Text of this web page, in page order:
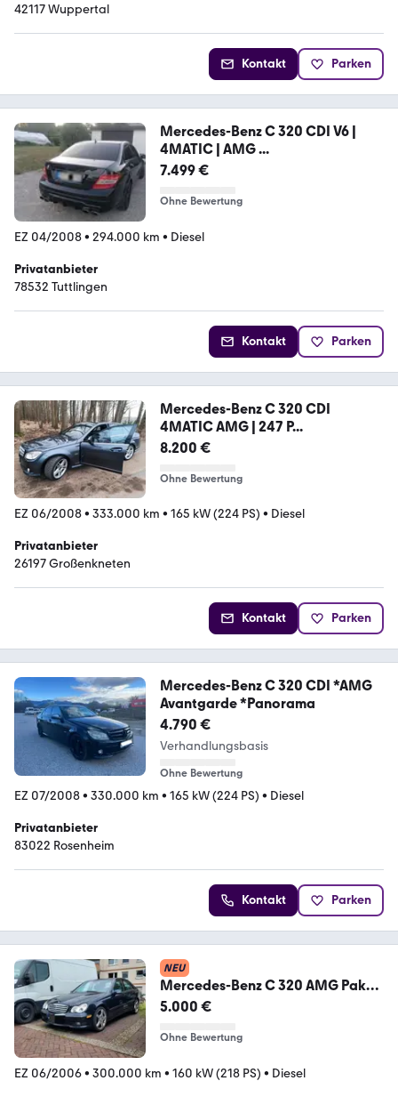
42117 Wuppertal
Kontakt Parken
Mercedes-Benz C 320 CDI V6 |
4MATIC | AMG ...
7.499 €
Ohne Bewertung
EZ 04/2008• 294.000 km • Diesel
Privatanbieter
78532 Tuttlingen
Kontakt Parken
Mercedes-Benz C 320 CDI
4MATIC AMG | 247 P...
8.200 €
Ohne Bewertung
EZ 06/2008• 333.000 km • 165 kW (224 PS) • Diesel
Privatanbieter
26197 Großenkneten
Kontakt Parken
Mercedes-Benz C 320 CDI *AMG
Avantgarde *Panorama
4.790 €
Verhandlungsbasis
Ohne Bewertung
EZ 07/2008• 330.000 km • 165 kW (224 PS) • Diesel
Privatanbieter
83022 Rosenheim
Kontakt Parken
NEU
Mercedes-Benz C 320 AMG Paket
werk
5.000 €
Ohne Bewertung
EZ 06/2006• 300.000 km • 160 kW (218 PS) • Diesel